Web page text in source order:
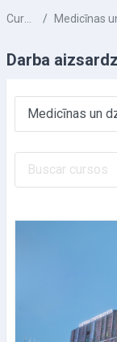
Cursos
Darba
Categorías